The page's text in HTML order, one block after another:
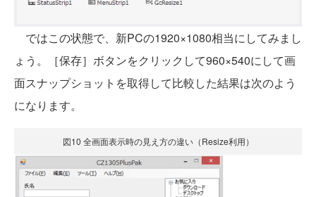
ではこの状態で、新PCの1920×1080相当にしてみまし
ょう。［保存］ボタンをクリックして960×540にして画
面スナップショットを取得して比較した結果は次のよう
になります。
図10 全画面表示時の見え方の違い（Resize利用）